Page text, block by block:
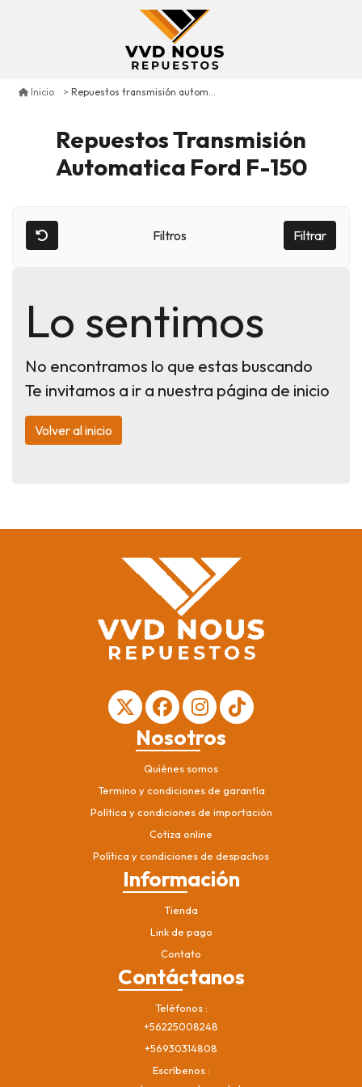
Inicio Repuestos transmisión automatica ford f-150
Repuestos Transmisión
Automatica Ford F-150
Filtros Filtrar
Lo sentimos
No encontramos lo que estas buscando
Te invitamos a ir a nuestra página de inicio
Volver al inicio
Nosotros
Quiénes somos
Termino y condiciones de garantía
Política y condiciones de importación
Cotiza online
Política y condiciones de despachos
Información
Tienda
Link de pago
Contato
Contáctanos
Teléfonos
+56225008248
+56930314808
Escríbenos